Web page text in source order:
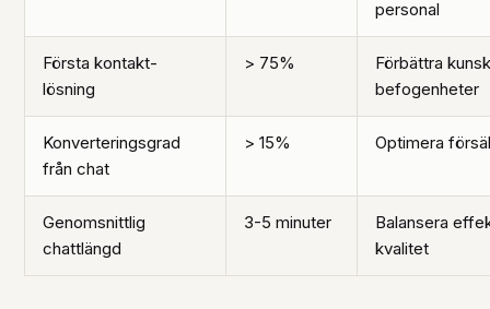
personal
Första kontakt-
lösning
> 75%
Förbättra
befogenheter
Konverteringsgrad
från chat
> 15% Optimera
Genomsnittlig
chattlängd
3-5 minuter
Balansera
kvalitet